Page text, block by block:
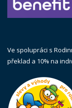
Ve spolupráci s
překlad a 10% na